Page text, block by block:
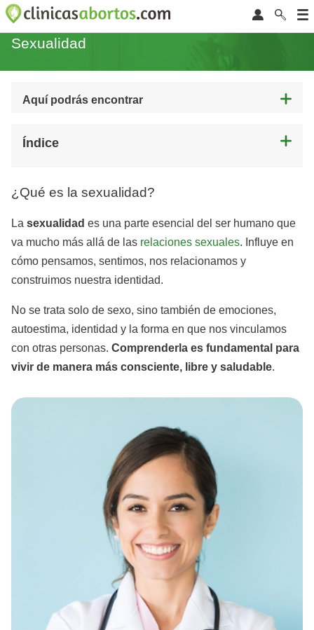
Sexualidad
Aquí podrás encontrar
Índice
¿Qué es la sexualidad?
La sexualidad es una parte esencial del ser humano que
va mucho más allá de las relaciones sexuales. Influye en
cómo pensamos, sentimos, nos relacionamos y
construimos nuestra identidad.
No se trata solo de sexo, sino también de emociones,
autoestima, identidad y la forma en que nos vinculamos
con otras personas. Comprenderla es fundamental para
vivir de manera más consciente, libre y saludable.